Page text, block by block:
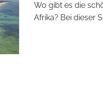
Wo gibt es die
Afrika? Bei dieser